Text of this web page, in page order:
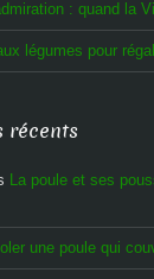
: quand la
légumes pour
récents
La poule et ses
une poule qui